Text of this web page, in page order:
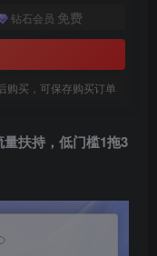
钻石会员 免费
购买，可保存购买订单
扶持，低门槛1拖3